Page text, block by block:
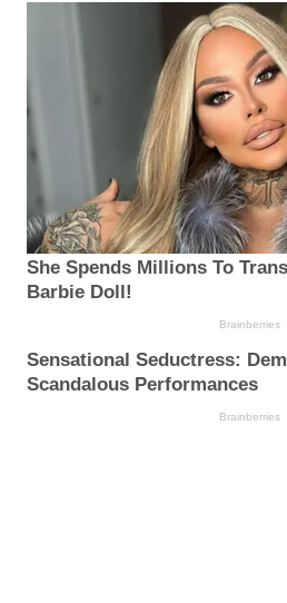
She Spends Millions To
Barbie Doll!
Brainberries
Sensational Seductress:
Scandalous Performances
Brainberries